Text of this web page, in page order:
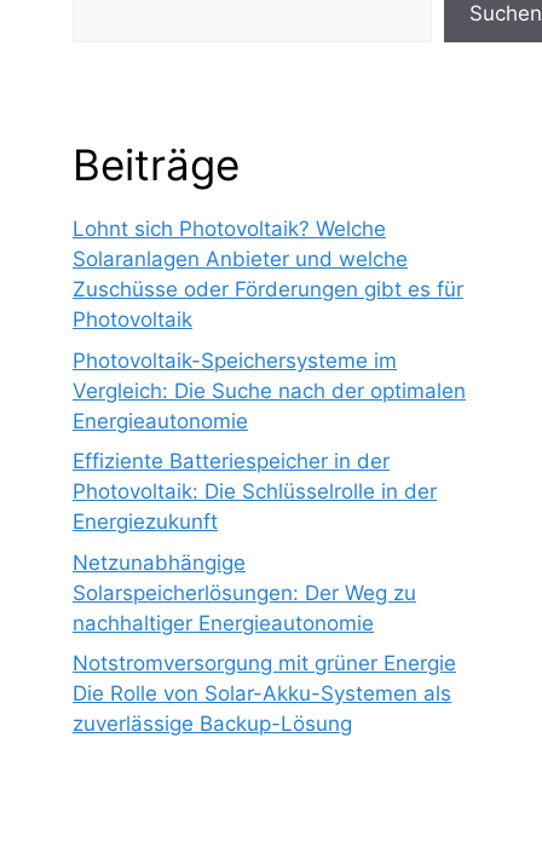
Suchen
Beiträge
Lohnt sich Photovoltaik? Welche
Solaranlagen Anbieter und welche
Zuschüsse oder Förderungen gibt es für
Photovoltaik
Photovoltaik-Speichersysteme im
Vergleich: Die Suche nach der optimalen
Energieautonomie
Effiziente Batteriespeicher in der
Photovoltaik: Die Schlüsselrolle in der
Energiezukunft
Netzunabhängige
Solarspeicherlösungen: Der Weg zu
nachhaltiger Energieautonomie
Notstromversorgung mit grüner Energie
Die Rolle von Solar-Akku-Systemen als
zuverlässige Backup-Lösung